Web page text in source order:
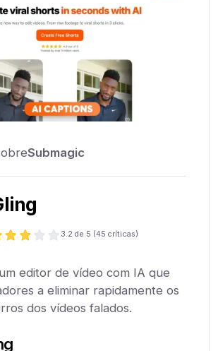
Submagic
3.2 de 5 (45 críticas)
editor de vídeo com IA que
a eliminar rapidamente os
dos vídeos falados.